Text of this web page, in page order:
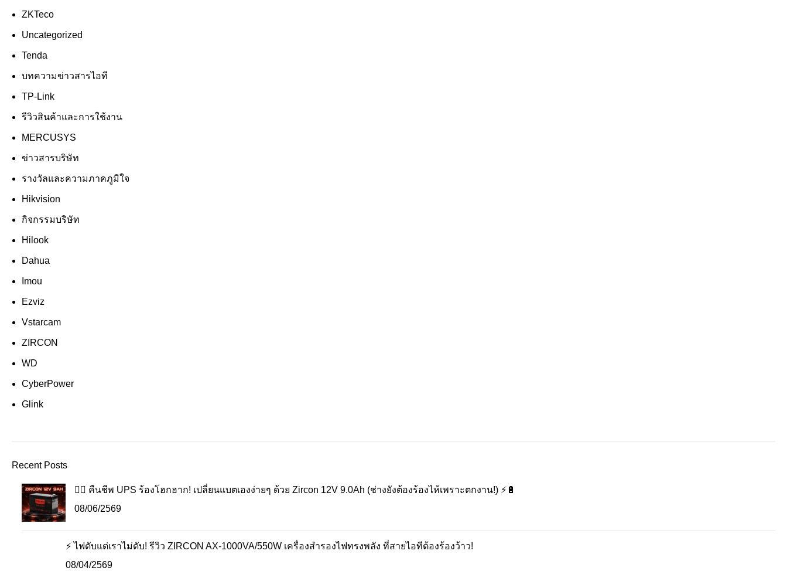
ZKTeco
Uncategorized
Tenda
บทความข่าวสารไอที
TP-Link
รีวิวสินค้าและการใช้งาน
MERCUSYS
ข่าวสารบริษัท
รางวัลและความภาคภูมิใจ
Hikvision
กิจกรรมบริษัท
Hilook
Dahua
Imou
Ezviz
Vstarcam
ZIRCON
WD
CyberPower
Glink
Recent Posts
🧟‍♂️ คืนชีพ UPS ร้องโฮกฮาก! เปลี่ยนแบตเองง่ายๆ ด้วย Zircon 12V 9.0Ah (ช่างยังต้องร้องไห้เพราะตกงาน!) ⚡️🔋
08/06/2569
⚡ ไฟดับแต่เราไม่ดับ! รีวิว ZIRCON AX-1000VA/550W เครื่องสำรองไฟทรงพลัง ที่สายไอทีต้องร้องว้าว!
08/04/2569